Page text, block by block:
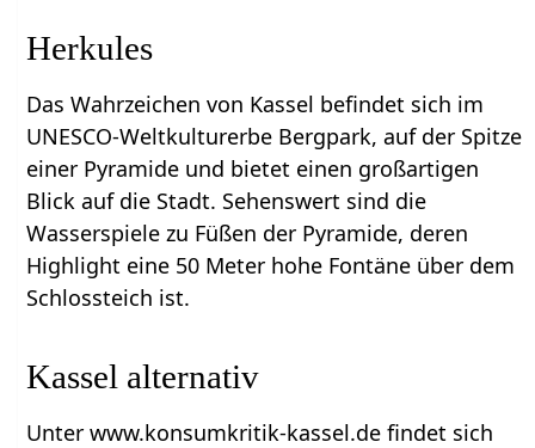
Herkules
Das Wahrzeichen von Kassel befindet sich im
UNESCO-Weltkulturerbe Bergpark, auf der Spitze
einer Pyramide und bietet einen großartigen
Blick auf die Stadt. Sehenswert sind die
Wasserspiele zu Füßen der Pyramide, deren
Highlight eine 50 Meter hohe Fontäne über dem
Schlossteich ist.
Kassel alternativ
Unter www.konsumkritik-kassel.de findet sich